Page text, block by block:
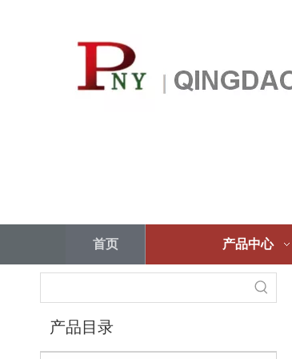
首页 产品中心
产品目录